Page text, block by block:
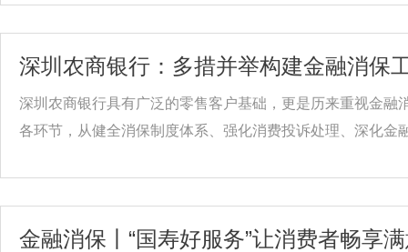
深圳农商银行：多措并举构建金融消保
深圳农商银行具有广泛的零售客户基础，更是历来重视金
各环节，从健全消保制度体系、强化消费投诉处理、深化金
金融消保丨“国寿好服务”让消费者畅享